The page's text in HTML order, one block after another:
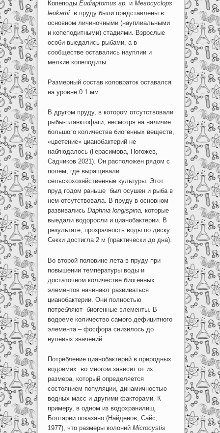
Копеподы Eudiaptomus sp. и Mesocyclops
leukartiiв пруду были представлены в
основном личиночными (науплиальными
и копеподитными) стадиями. Взрослые
особи выедались рыбами, а в
сообществе оставались науплии и
мелкие копеподиты.
Размерный состав коловраток оставался
на уровне 0.1 мм.
В другом пруду, в котором отсутствовали
рыбы-планктофаги, несмотря на наличие
большого количества биогенных веществ,
«цветение» цианобактерий не
наблюдалось (Герасимова, Погожев,
Садчиков 2021). Он расположен рядом с
полем, где выращивали
сельскохозяйственные культуры. Этот
пруд годом раньше был осушен и рыба в
нем отсутствовала. В пруду в основном
развивались Daphnia longispina, которые
выедали водоросли и цианобактерии. В
результате, прозрачность воды по диску
Секки достигла 2 м (практически до дна).
Во второй половине лета в пруду при
повышении температуры воды и
достаточном количестве биогенных
элементов начинают развиваться
цианобактерии. Они полностью
потребляют биогенные элементы. В
водоеме количество самого дефицитного
элемента – фосфора снизилось до
нулевых значений.
Потребление цианобактерий в природных
водоемах во многом зависит от их
размера, который определяется
состоянием популяции, динамичностью
водных масс и другими факторами. К
примеру, в одном из водохранилищ
Болгарии показано (Найденов, Сайс,
1977), что размеры колоний Microcystis